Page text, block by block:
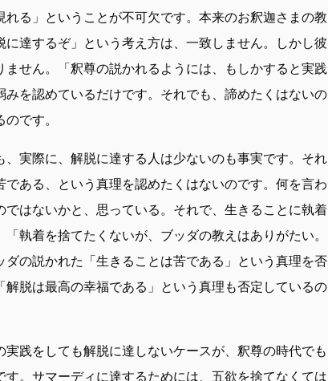
る」ということが不可欠です。本来のお釈迦さまの教
達するぞ」という考え方は、一致しません。しかし彼
せん。「釈尊の説かれるようには、もしかすると実践
を認めているだけです。それでも、諦めたくはないの
です。
、実際に、解脱に達する人は少ないのも事実です。それ
ある、という真理を認めたくはないのです。何を言わ
はないかと、思っている。それで、生きることに執着
執着を捨てたくないが、ブッダの教えはありがたい。
の説かれた「生きることは苦である」という真理を否
脱は最高の幸福である」という真理も否定しているの
践をしても解脱に達しないケースが、釈尊の時代でも
。サマーディに達するためには、五欲を捨てなくては